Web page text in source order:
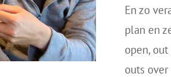
En zo
plan en
open,
outs over